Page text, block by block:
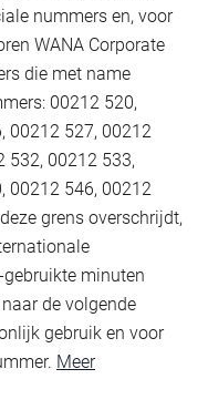
nummers en, voor
WANA Corporate
die met name
00212 520,
00212 527, 00212
532, 00212 533,
00212 546, 00212
grens overschrijdt,
gebruikte minuten
de volgende
gebruik en voor
Meer